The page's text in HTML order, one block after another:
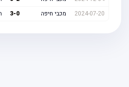
2024-07-20
מכבי חיפה 3